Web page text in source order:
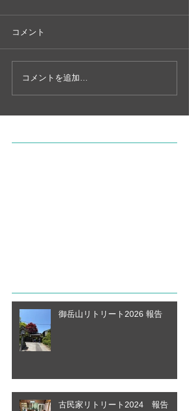
コメント
コメントを追加…
御岳山リトリート2026 報告
古民家リトリート2024 報告